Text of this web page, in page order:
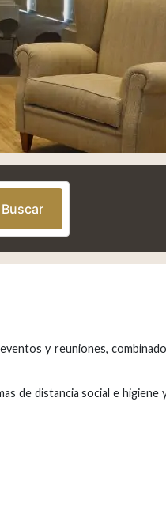
Buscar
y reuniones,
de distancia social e higiene